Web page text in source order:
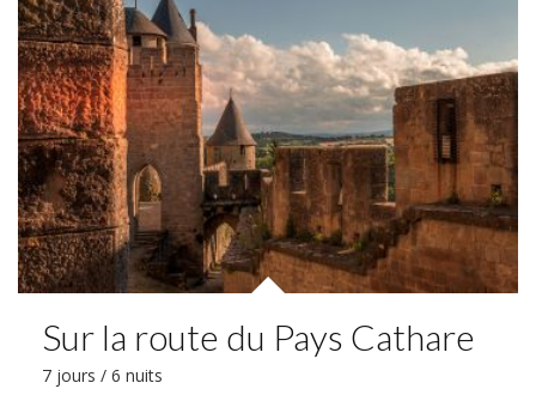
Sur la route du Pays Cathare
7 jours / 6 nuits